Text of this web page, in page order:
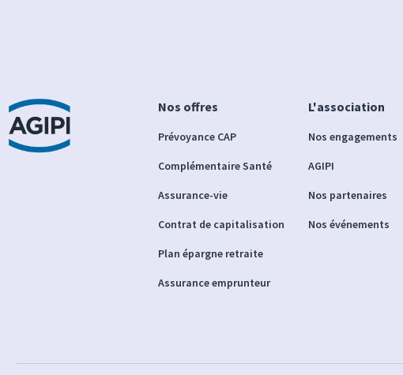
Nos offres
Prévoyance CAP
Complémentaire Santé
Assurance-vie
Contrat de capitalisation
Plan épargne retraite
Assurance emprunteur
L'association
Nos engagements
AGIPI
Nos partenaires
Nos événements